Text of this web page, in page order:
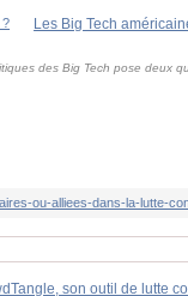
des Big Tech pose deux
ou-alliees-dans-la-lutte-